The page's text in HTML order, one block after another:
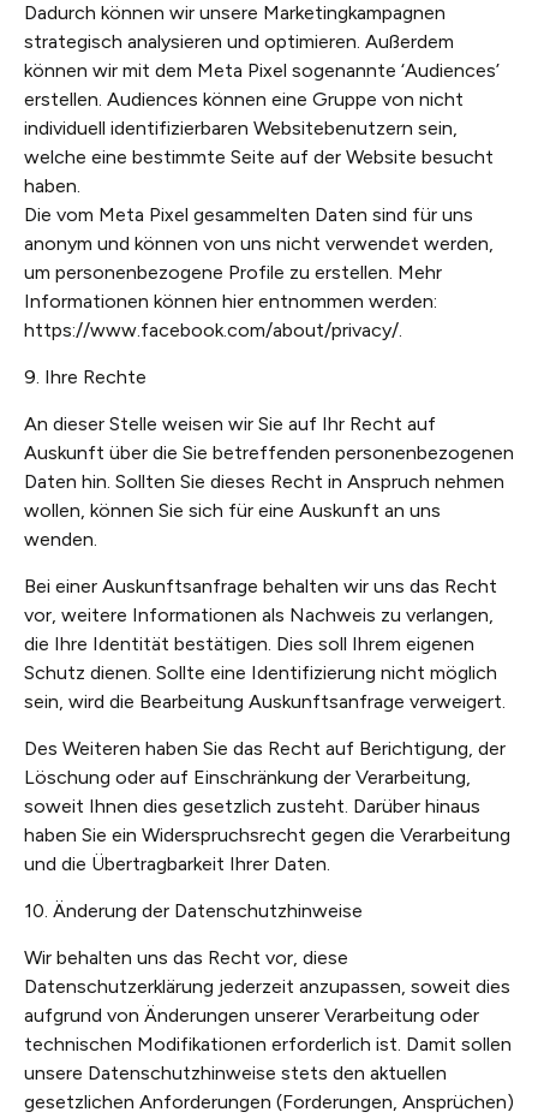
Dadurch können wir unsere Marketingkampagnen
strategisch analysieren und optimieren. Außerdem
können wir mit dem Meta Pixel sogenannte ‘Audiences’
erstellen. Audiences können eine Gruppe von nicht
individuell identifizierbaren Websitebenutzern sein,
welche eine bestimmte Seite auf der Website besucht
haben.
Die vom Meta Pixel gesammelten Daten sind für uns
anonym und können von uns nicht verwendet werden,
um personenbezogene Profile zu erstellen. Mehr
Informationen können hier entnommen werden:
https://www.facebook.com/about/privacy/.
9. Ihre Rechte
An dieser Stelle weisen wir Sie auf Ihr Recht auf
Auskunft über die Sie betreffenden personenbezogenen
Daten hin. Sollten Sie dieses Recht in Anspruch nehmen
wollen, können Sie sich für eine Auskunft an uns
wenden.
Bei einer Auskunftsanfrage behalten wir uns das Recht
vor, weitere Informationen als Nachweis zu verlangen,
die Ihre Identität bestätigen. Dies soll Ihrem eigenen
Schutz dienen. Sollte eine Identifizierung nicht möglich
sein, wird die Bearbeitung Auskunftsanfrage verweigert.
Des Weiteren haben Sie das Recht auf Berichtigung, der
Löschung oder auf Einschränkung der Verarbeitung,
soweit Ihnen dies gesetzlich zusteht. Darüber hinaus
haben Sie ein Widerspruchsrecht gegen die Verarbeitung
und die Übertragbarkeit Ihrer Daten.
10. Änderung der Datenschutzhinweise
Wir behalten uns das Recht vor, diese
Datenschutzerklärung jederzeit anzupassen, soweit dies
aufgrund von Änderungen unserer Verarbeitung oder
technischen Modifikationen erforderlich ist. Damit sollen
unsere Datenschutzhinweise stets den aktuellen
gesetzlichen Anforderungen (Forderungen, Ansprüchen)